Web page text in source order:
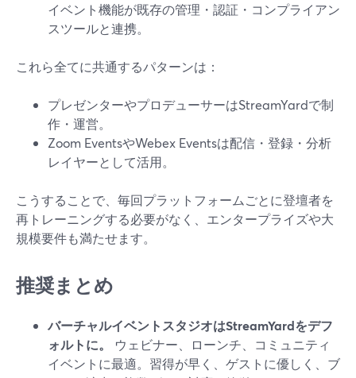
イベント機能が既存の管理・認証・コンプライアン
スツールと連携。
これら全てに共通するパターンは：
プレゼンターやプロデューサーはStreamYardで制
作・運営。
Zoom EventsやWebex Eventsは配信・登録・分析
レイヤーとして活用。
こうすることで、毎回プラットフォームごとに登壇者を
再トレーニングする必要がなく、エンタープライズや大
規模要件も満たせます。
推奨まとめ
バーチャルイベントスタジオはStreamYardをデフ
ォルトに。
ウェビナー、ローンチ、コミュニティ
イベントに最適。習得が早く、ゲストに優しく、ブ